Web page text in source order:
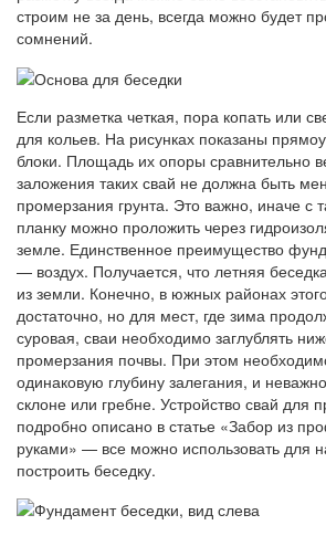
строим не за день, всегда можно будет
сомнений.
Если разметка четкая, пора копать или
для кольев. На рисунках показаны
блоки. Площадь их опоры сравнительно
заложения таких свай не должна быть
промерзания грунта. Это важно, иначе с
планку можно проложить через
земле. Единственное преимущество
— воздух. Получается, что летняя
из земли. Конечно, в южных районах
достаточно, но для мест, где зима
суровая, сваи необходимо заглублять
промерзания почвы. При этом
одинаковую глубину залегания, и
склоне или гребне. Устройство свай для
подробно описано в статье «Забор из
руками» — все можно использовать для
построить беседку.